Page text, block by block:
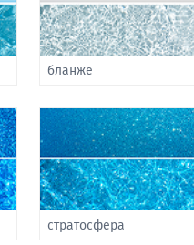
бланже
стратосфера